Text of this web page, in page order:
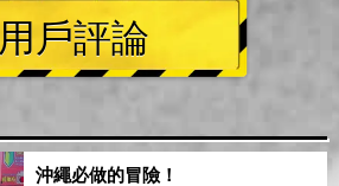
用戶評論
沖繩必做的冒險！